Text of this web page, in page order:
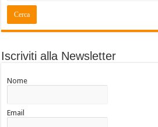
Iscriviti alla Newsletter
Nome
Email